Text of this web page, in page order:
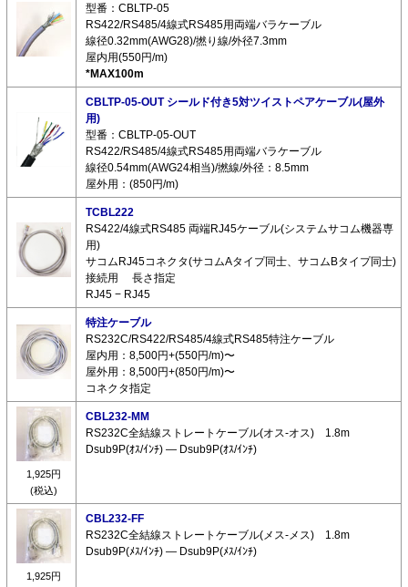
型番：CBLTP-05
RS422/RS485/4線式RS485用両端バラケーブル
線径0.32mm(AWG28)/撚り線/外径7.3mm
屋内用(550円/m)
*MAX100m
CBLTP-05-OUT シールド付き5対ツイストペアケーブル(屋外
用)
型番：CBLTP-05-OUT
RS422/RS485/4線式RS485用両端バラケーブル
線径0.54mm(AWG24相当)/撚線/外径：8.5mm
屋外用：(850円/m)
TCBL222
RS422/4線式RS485 両端RJ45ケーブル(システムサコム機器専
用)
サコムRJ45コネクタ(サコムAタイプ同士、サコムBタイプ同士)
接続用 長さ指定
RJ45 − RJ45
特注ケーブル
RS232C/RS422/RS485/4線式RS485特注ケーブル
屋内用：8,500円+(550円/m)〜
屋外用：8,500円+(850円/m)〜
コネクタ指定
1,925円
(税込)
CBL232-MM
RS232C全結線ストレートケーブル(オス-オス) 1.8m
Dsub9P(ｵｽ/ｲﾝﾁ) ― Dsub9P(ｵｽ/ｲﾝﾁ)
1,925円
CBL232-FF
RS232C全結線ストレートケーブル(メス-メス) 1.8m
Dsub9P(ﾒｽ/ｲﾝﾁ) ― Dsub9P(ﾒｽ/ｲﾝﾁ)